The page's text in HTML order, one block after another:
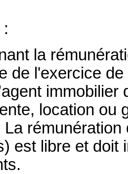
la
de l'exercice
location ou
est libre et doit